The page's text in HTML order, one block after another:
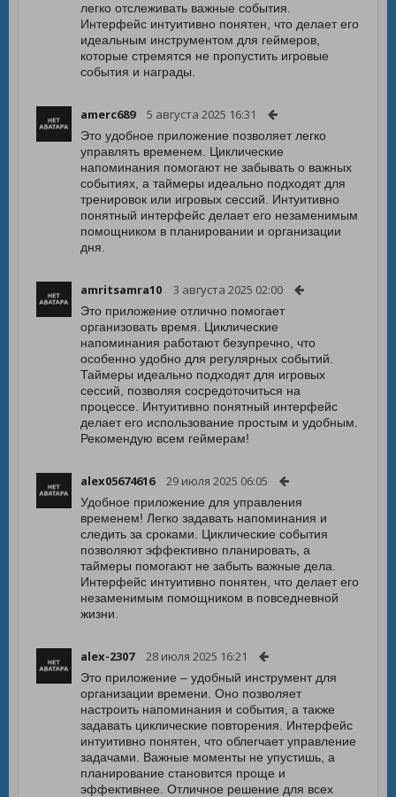
легко отслеживать важные события.
Интерфейс интуитивно понятен, что делает его
идеальным инструментом для геймеров,
которые стремятся не пропустить игровые
события и награды.
amerc689 5 августа 2025 16:31
Это удобное приложение позволяет легко
управлять временем. Циклические
напоминания помогают не забывать о важных
событиях, а таймеры идеально подходят для
тренировок или игровых сессий. Интуитивно
понятный интерфейс делает его незаменимым
помощником в планировании и организации
дня.
amritsamra10 3 августа 2025 02:00
Это приложение отлично помогает
организовать время. Циклические
напоминания работают безупречно, что
особенно удобно для регулярных событий.
Таймеры идеально подходят для игровых
сессий, позволяя сосредоточиться на
процессе. Интуитивно понятный интерфейс
делает его использование простым и удобным.
Рекомендую всем геймерам!
alex05674616 29 июля 2025 06:05
Удобное приложение для управления
временем! Легко задавать напоминания и
следить за сроками. Циклические события
позволяют эффективно планировать, а
таймеры помогают не забыть важные дела.
Интерфейс интуитивно понятен, что делает его
незаменимым помощником в повседневной
жизни.
alex-2307 28 июля 2025 16:21
Это приложение – удобный инструмент для
организации времени. Оно позволяет
настроить напоминания и события, а также
задавать циклические повторения. Интерфейс
интуитивно понятен, что облегчает управление
задачами. Важные моменты не упустишь, а
планирование становится проще и
эффективнее. Отличное решение для всех